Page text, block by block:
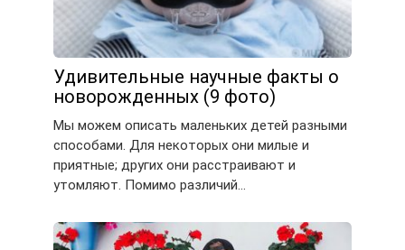
Удивительные научные факты о
новорожденных (9 фото)
Мы можем описать маленьких детей разными
способами. Для некоторых они милые и
приятные; других они расстраивают и
утомляют. Помимо различий…